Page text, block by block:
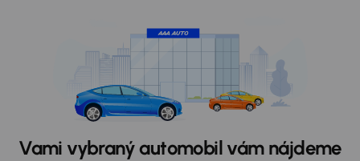
Vami vybraný automobil vám nájdeme